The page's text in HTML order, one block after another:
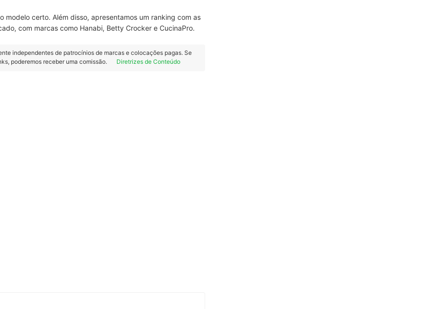
modelo certo. Além disso, apresentamos um ranking com as
com marcas como Hanabi, Betty Crocker e CucinaPro.
independentes de patrocínios de marcas e colocações pagas. Se
poderemos receber uma comissão.
Diretrizes de Conteúdo